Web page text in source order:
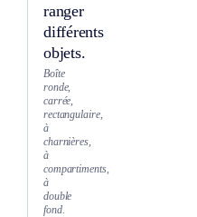
ranger
différents
objets.
Boîte
ronde,
carrée,
rectangulaire,
à
charnières,
à
compartiments,
à
double
fond.